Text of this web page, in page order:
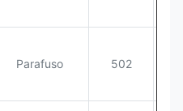
Parafuso 502